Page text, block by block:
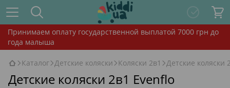
Принимаем оплату государственной выплатой 7000 грн до
года малыша
Каталог Детские коляски Коляски 2в1 Детские коляски
Детские коляски 2в1 Evenflo